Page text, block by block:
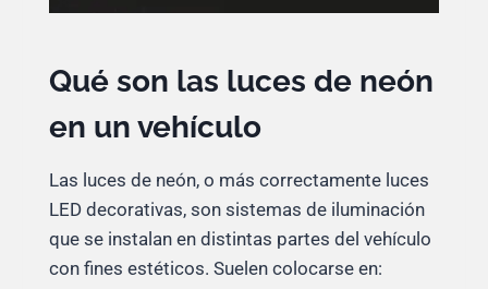
Qué son las luces de neón
en un vehículo
Las luces de neón, o más correctamente luces
LED decorativas, son sistemas de iluminación
que se instalan en distintas partes del vehículo
con fines estéticos. Suelen colocarse en: